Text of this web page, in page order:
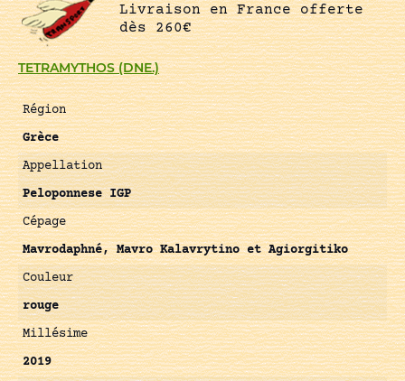
TETRAMYTHOS (DNE.)
Région
Grèce
Appellation
Peloponnese IGP
Cépage
Mavrodaphné, Mavro Kalavrytino et Agiorgitiko
Couleur
rouge
Millésime
2019
Livraison en France offerte
dès 260€